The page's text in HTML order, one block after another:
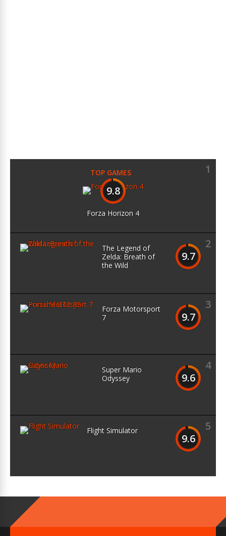
TOP GAMES
1
9.8
Forza Horizon 4
2
9.7
The Legend of
Zelda: Breath of
the Wild
3
9.7
Forza Motorsport
7
4
9.6
Super Mario
Odyssey
5
9.6
Flight Simulator